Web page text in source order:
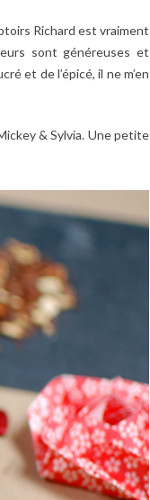
Richard est vraiment
sont généreuses et
et de l’épicé, il ne m’en
& Sylvia. Une petite